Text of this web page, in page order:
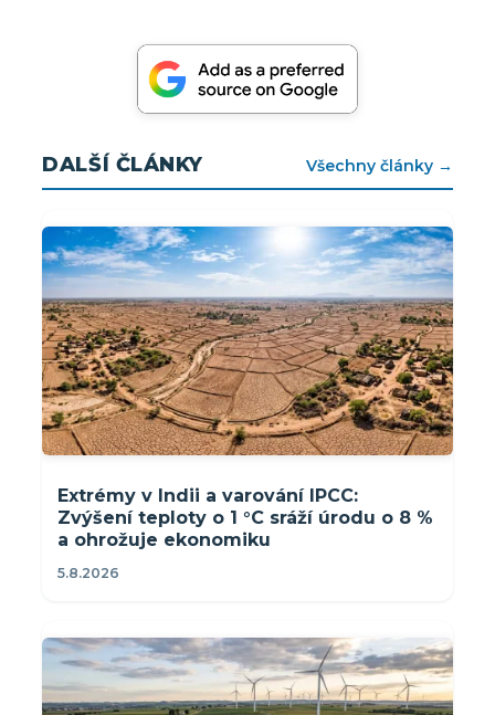
DALŠÍ ČLÁNKY Všechny články →
Extrémy v Indii a varování IPCC:
Zvýšení teploty o 1 °C sráží úrodu o 8 %
a ohrožuje ekonomiku
5.8.2026